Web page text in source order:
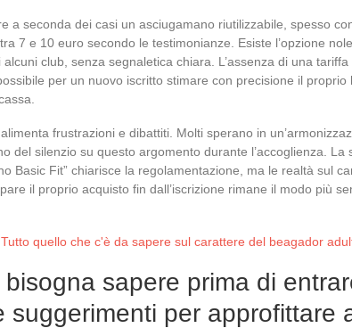
a seconda dei casi un asciugamano riutilizzabile, spesso
7 e 10 euro secondo le testimonianze. Esiste l’opzione
club, senza segnaletica chiara. L’assenza di una
per un nuovo iscritto stimare con precisione il proprio
frustrazioni e dibattiti. Molti sperano in
del silenzio su questo argomento durante l’accoglienza. La
Basic Fit” chiarisce la regolamentazione, ma le realtà sul
il proprio acquisto fin dall’iscrizione rimane il modo più
Tutto quello che c'è da sapere sul carattere del beagador
sapere prima di
suggerimenti per approfittare